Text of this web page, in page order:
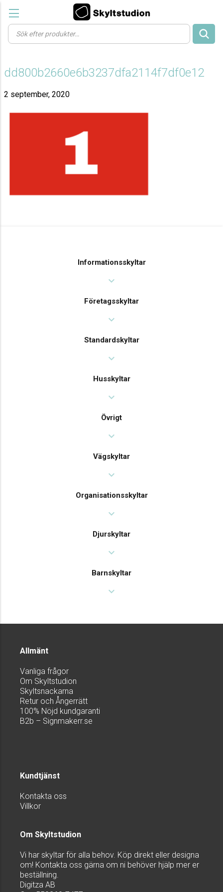
Products
search
dd800b2660e6b3237dfa2114f7df0e12
2 september, 2020
Informationsskyltar
expand_more
Företagsskyltar
expand_more
Standardskyltar
expand_more
Husskyltar
expand_more
Övrigt
expand_more
Vägskyltar
expand_more
Organisationsskyltar
expand_more
Djurskyltar
expand_more
Barnskyltar
expand_more
Allmänt
Vanliga frågor
Om Skyltstudion
Skyltsnackarna
Retur och Ångerrätt
100% Nöjd kundgaranti
B2b – Signmakerr.se
Kundtjänst
Kontakta oss
Villkor
Om Skyltstudion
Vi har skyltar för alla behov. Köp direkt eller designa
om! Kontakta oss gärna om ni behöver hjälp mer er
beställning.
Digitza AB